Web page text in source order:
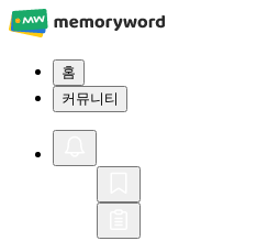
홈
커뮤니티